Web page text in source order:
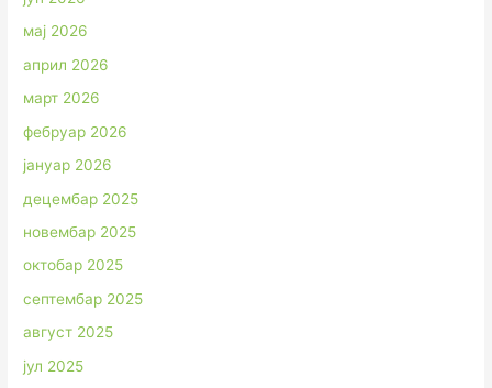
мај 2026
април 2026
март 2026
фебруар 2026
јануар 2026
децембар 2025
новембар 2025
октобар 2025
септембар 2025
август 2025
јул 2025